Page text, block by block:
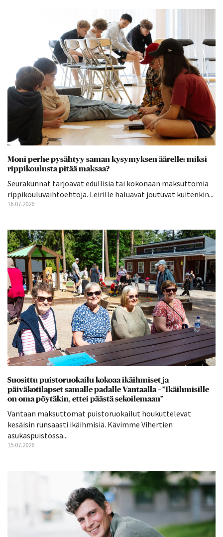
Moni perhe pysähtyy saman kysymyksen äärelle: miksi
rippikoulusta pitää maksaa?
Seurakunnat tarjoavat edullisia tai kokonaan maksuttomia
rippikouluvaihtoehtoja. Leirille haluavat joutuvat kuitenkin...
16.07.2026
Suosittu puistoruokailu kokoaa ikäihmiset ja
päiväkotilapset samalle padalle Vantaalla – ”Ikäihmisille
on oma pöytäkin, ettei päästä sekoilemaan”
Vantaan maksuttomat puistoruokailut houkuttelevat
kesäisin runsaasti ikäihmisiä. Kävimme Vihertien
asukaspuistossa...
15.07.2026